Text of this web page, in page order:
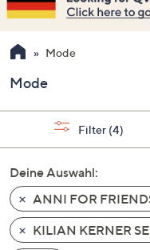
sind,
verwenden
Sie
Pfeiltasten
nach
und
nach
unten
oder
wischen
Sie
Mode
Mode
Filter (4)
Deine Auswahl:
ANNI FOR
KILIAN KERNER